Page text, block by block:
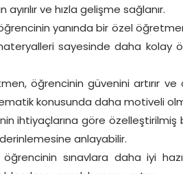
ve hızla gelişme sağlanır.
yanında bir özel
sayesinde daha kolay
öğrencinin güvenini artırır ve
konusunda daha motiveli
ihtiyaçlarına göre özelleştirilmiş
anlayabilir.
sınavlara daha iyi